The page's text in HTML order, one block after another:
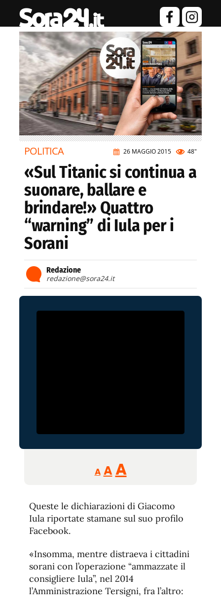
26 MAGGIO 2015 48"
POLITICA
«Sul Titanic si continua a
suonare, ballare e
brindare!» Quattro
“warning” di Iula per i
Sorani
Redazione
redazione@sora24.it
A
Reducir
tamaño
A Restablecer
de
fuente
AAumentar
de
Queste le dichiarazioni di Giacomo
Iula riportate stamane sul suo profilo
Facebook.
«Insomma, mentre distraeva i cittadini
sorani con l’operazione “ammazzate il
consigliere Iula”, nel 2014
l’Amministrazione Tersigni, fra l’altro: